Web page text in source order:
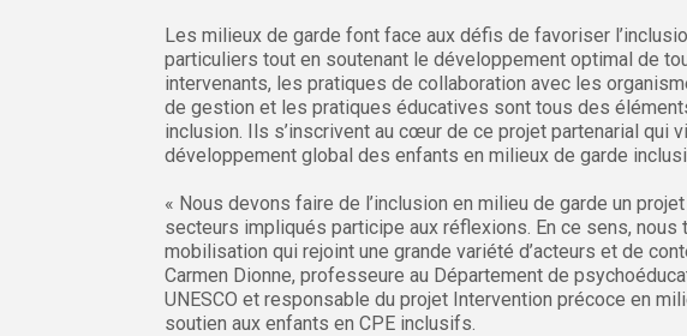
Les milieux de garde font face aux défis de favoriser
particuliers tout en soutenant le développement optimal de
intervenants, les pratiques de collaboration avec les
de gestion et les pratiques éducatives sont tous des
inclusion. Ils s’inscrivent au cœur de ce projet partenarial qui
développement global des enfants en milieux de garde
« Nous devons faire de l’inclusion en milieu de garde un
secteurs impliqués participe aux réflexions. En ce sens, nous
mobilisation qui rejoint une grande variété d’acteurs et de
Carmen Dionne, professeure au Département de
UNESCO et responsable du projet Intervention précoce en
soutien aux enfants en CPE inclusifs.